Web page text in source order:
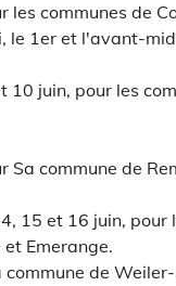
les communes de
le 1er et l'avant-
10 juin, pour les
Sa commune de
15 et 16 juin,
Emerange.
de